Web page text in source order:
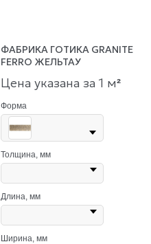
ФАБРИКА ГОТИКА GRANITE
FERRO ЖЕЛЬТАУ
Цена указана за 1 м²
Форма
Толщина, мм
Длина, мм
Ширина, мм